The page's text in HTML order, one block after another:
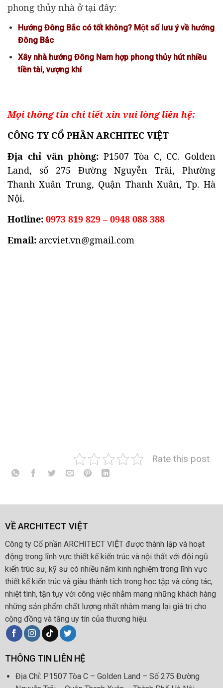
phong thủy nhà ở tại đây:
Hướng Đông Bắc có tốt không? Một số lưu ý về hướng
Đông Bắc
Xây nhà hướng Đông Nam hợp phong thủy hút nhiều
tiền tài, vượng khí
Mọi thông tin chi tiết xin vui lòng liên hệ:
CÔNG TY CỔ PHẦN ARCHITEC VIỆT
Địa chỉ văn phòng: P1507 Tòa C, CC. Golden
Land, số 275 Đường Nguyễn Trãi, Phường
Thanh Xuân Trung, Quận Thanh Xuân, Tp. Hà
Nội.
Hotline: 0973 819 829 – 0948 088 388
Email: arcviet.vn@gmail.com
Rate this post
VỀ ARCHITECT VIỆT
Công ty Cổ phần ARCHITECT VIỆT được thành lập và hoạt
động trong lĩnh vực thiết kế kiến trúc và nội thất với đội ngũ
kiến trúc sư, kỹ sư có nhiều năm kinh nghiệm trong lĩnh vực
thiết kế kiến trúc và giàu thành tích trong học tập và công tác,
nhiệt tình, tận tụy với công việc nhằm mang những khách hàng
những sản phẩm chất lượng nhất nhằm mang lại giá trị cho
cộng đồng và tăng uy tín của thương hiệu.
THÔNG TIN LIÊN HỆ
Địa Chỉ: P1507 Tòa C – Golden Land – Số 275 Đường